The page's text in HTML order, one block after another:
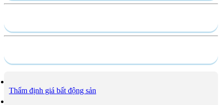
Thẩm định giá bất động sản